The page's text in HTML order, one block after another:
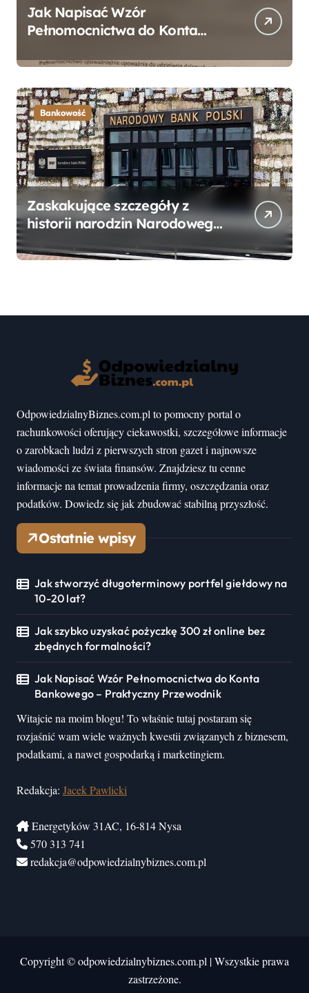
Jak Napisać Wzór
Pełnomocnictwa do Konta
Przewodnik
Bankowość
Zaskakujące szczegóły z
historii narodzin Narodowego
mogłeś nie wiedzieć
OdpowiedzialnyBiznes.com.pl to pomocny portal o
rachunkowości oferujący ciekawostki, szczegółowe informacje
o zarobkach ludzi z pierwszych stron gazet i najnowsze
wiadomości ze świata finansów. Znajdziesz tu cenne
informacje na temat prowadzenia firmy, oszczędzania oraz
podatków. Dowiedz się jak zbudować stabilną przyszłość.
Ostatnie wpisy
Jak stworzyć długoterminowy portfel giełdowy na
10-20 lat?
Jak szybko uzyskać pożyczkę 300 zł online bez
zbędnych formalności?
Jak Napisać Wzór Pełnomocnictwa do Konta
Bankowego – Praktyczny Przewodnik
Witajcie na moim blogu! To właśnie tutaj postaram się
rozjaśnić wam wiele ważnych kwestii związanych z biznesem,
podatkami, a nawet gospodarką i marketingiem.
Redakcja: Jacek Pawlicki
Energetyków 31AC, 16-814 Nysa
570 313 741
redakcja@odpowiedzialnybiznes.com.pl
Copyright © odpowiedzialnybiznes.com.pl |Wszystkie prawa
zastrzeżone.